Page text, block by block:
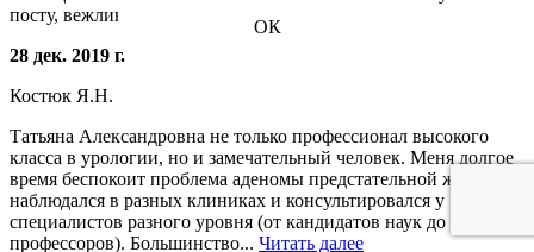
посту, вежливые...
28 дек. 2019 г.
Костюк Я.Н.
Татьяна Александровна не только профессионал высокого
класса в урологии, но и замечательный человек. Меня долгое
время беспокоит проблема аденомы предстательной железы. Я
наблюдался в разных клиниках и консультировался у
специалистов разного уровня (от кандидатов наук до
профессоров). Большинство... Читать далее
ОК